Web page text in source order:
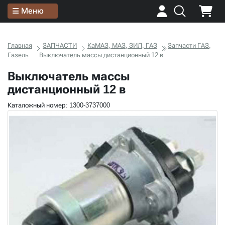
Меню
Главная ЗАПЧАСТИ КаМАЗ, МАЗ, ЗИЛ, ГАЗ
Запчасти ГАЗ,
Газель
Выключатель массы дистанционный 12 в
Выключатель массы
дистанционный 12 в
Каталожный номер: 1300-3737000